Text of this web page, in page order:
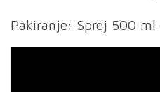
Pakiranje: Sprej 500 ml